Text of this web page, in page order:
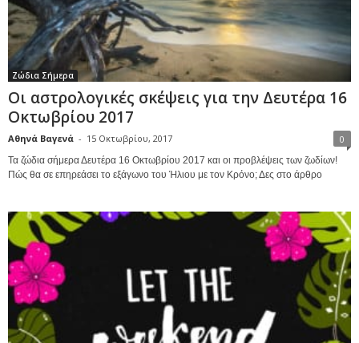
Ζώδια Σήμερα
Οι αστρολογικές σκέψεις για την Δευτέρα 16
Οκτωβρίου 2017
Αθηνά Βαγενά - 15 Οκτωβρίου, 2017 0
Τα ζώδια σήμερα Δευτέρα 16 Οκτωβρίου 2017 και οι προβλέψεις των ζωδίων!
Πώς θα σε επηρεάσει το εξάγωνο του Ήλιου με τον Κρόνο; Δες στο άρθρο